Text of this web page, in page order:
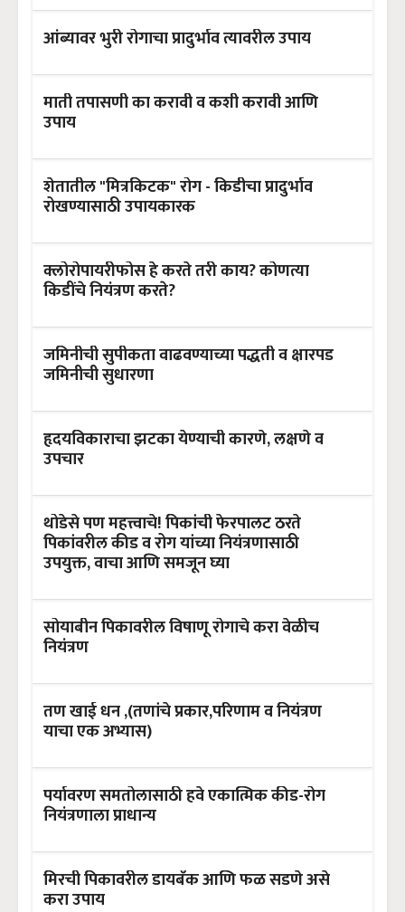
आंब्यावर भुरी रोगाचा प्रादुर्भाव त्यावरील उपाय
माती तपासणी का करावी व कशी करावी आणि
उपाय
शेतातील "मित्रकिटक" रोग - किडीचा प्रादुर्भाव
रोखण्यासाठी उपायकारक
क्लोरोपायरीफोस हे करते तरी काय? कोणत्या
किडींचे नियंत्रण करते?
जमिनीची सुपीकता वाढवण्याच्या पद्धती व क्षारपड
जमिनीची सुधारणा
हृदयविकाराचा झटका येण्याची कारणे, लक्षणे व
उपचार
थोडेसे पण महत्त्वाचे! पिकांची फेरपालट ठरते
पिकांवरील कीड व रोग यांच्या नियंत्रणासाठी
उपयुक्त, वाचा आणि समजून घ्या
सोयाबीन पिकावरील विषाणू रोगाचे करा वेळीच
नियंत्रण
तण खाई धन ,(तणांचे प्रकार,परिणाम व नियंत्रण
याचा एक अभ्यास)
पर्यावरण समतोलासाठी हवे एकात्मिक कीड-रोग
नियंत्रणाला प्राधान्य
मिरची पिकावरील डायबँक आणि फळ सडणे असे
करा उपाय